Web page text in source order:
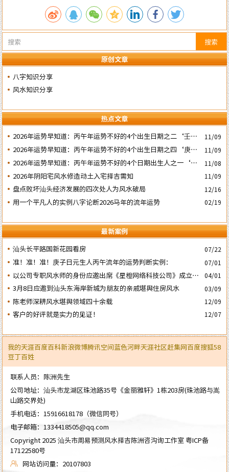
搜索
原创文章
八字知识分享
风水知识分享
热点文章
2026年运势早知道：丙午年运势不好的4个出生日期之二‘壬子’
日
11/09
2026年运势早知道：丙午年运势不好的4个出生日期之四‘庚子’
日
11/09
2026年运势早知道：丙午年运势不好的4个日期出生人之一‘戊
子’ 日
11/08
2026年阴阳宅风水修造动土入宅择吉需知 11/09
盘点败坏汕头经济发展的四次处人为风水破局 12/16
用一个平凡人的实例八字论断2026马年的流年运势 02/19
最新案例
汕头长平路国新花园看房
07/22
准！准！准！庚子日元生人丙午流年的运势判断实例： 07/01
以公司专职风水师的身份应邀出席《星橙网络科技公司》成立5
周年庆典
04/01
3月8日应邀到汕头东海岸新城为朋友的亲戚堪舆住房风水 03/09
陈老师深耕风水堪舆领域四十余载 12/09
客户的好评就是实力的见证！ 12/07
我的天涯百度百科新浪微博腾讯空间蓝色河畔天涯社区赶集网百度搜狐58
豆丁百姓
联系人员：陈洲先生
公司地址：汕头市龙湖区珠池路35号《金丽雅轩》1栋203房(珠池路与嵩
山路交界处)
手机电话： 15916618178 （微信同号）
电子邮箱： 1334418505@qq.com
Copyright 2025 汕头市周易预测风水择吉陈洲咨沟询工作室粤ICP备
17122580号
网站访问量：20107803